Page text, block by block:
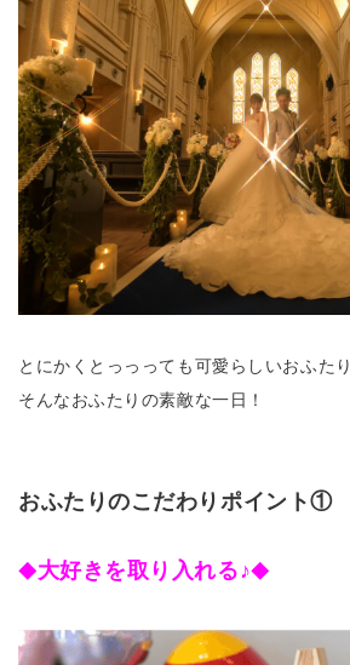
とにかくとっっっても可愛らしいおふたり
そんなおふたりの素敵な一日！
おふたりのこだわりポイント①
◆大好きを取り入れる♪◆